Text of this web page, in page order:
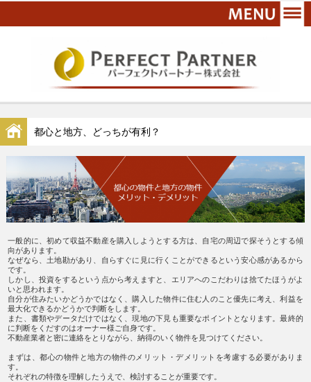
都心と地方、どっちが有利？
一般的に、初めて収益不動産を購入しようとする方は、自宅の周辺で探そうとする傾
向があります。
なぜなら、土地勘があり、自らすぐに見に行くことができるという安心感があるから
です。
しかし、投資をするという点から考えますと、エリアへのこだわりは捨てたほうがよ
いと思われます。
自分が住みたいかどうかではなく、購入した物件に住む人のこと優先に考え、利益を
最大化できるかどうかで判断をします。
また、書類やデータだけではなく、現地の下見も重要なポイントとなります。最終的
に判断をくだすのはオーナー様ご自身です。
不動産業者と密に連絡をとりながら、納得のいく物件を見つけてください。
まずは、都心の物件と地方の物件のメリット・デメリットを考慮する必要がありま
す。
それぞれの特徴を理解したうえで、検討することが重要です。